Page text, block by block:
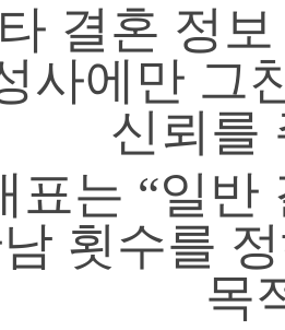
타 결혼 정
사에만 그
신뢰를
표는 “일
횟수를
목